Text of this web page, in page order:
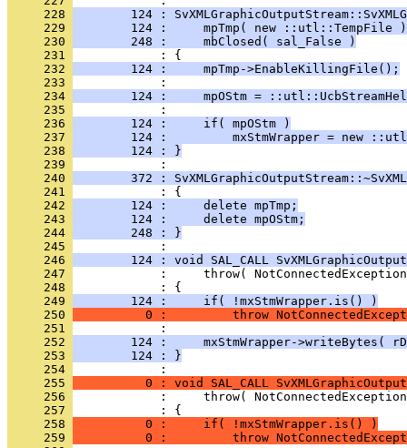
     228
124 :
     229
124 :     mpTmp( new ::utl::TempFile
     230
        248 :     mbClosed( sal_False )
     231
     232
        124 :     mpTmp->EnableKillingFile();
     233
     234
124 :     mpOStm =
     235
     236
        124 :     if( mpOStm )
     237
124 :         mxStmWrapper = new
     238
        124 : }
     239
     240
372 :
     241
     242
        124 :     delete mpTmp;
     243
        124 :     delete mpOStm;
     244
        248 : }
     245
     246
124 : void SAL_CALL
     247
     248
     249
        124 :     if( !mxStmWrapper.is() )
     250
0 :         throw
     251
     252
124 :     mxStmWrapper->writeBytes(
     253
        124 : }
     254
     255
0 : void SAL_CALL
     256
     257
     258
          0 :     if( !mxStmWrapper.is() )
     259
0 :         throw